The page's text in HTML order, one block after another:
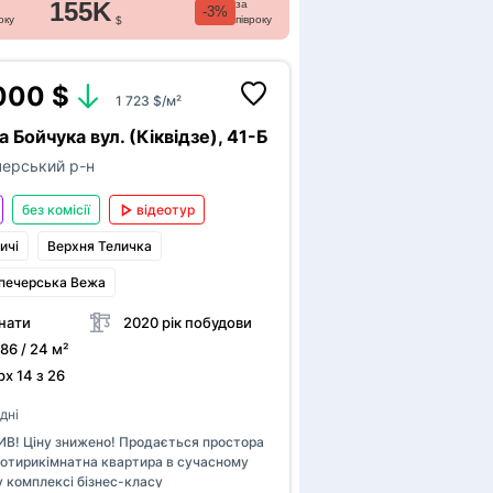
комплект с...
155K $ -3%
за
півроку
$ 1 723 $/м²
Бойчука вул. (Кіквідзе), 41-Б
р-н
без комісії відеотур
Верхня Теличка
Вежа
/ 24 м²
14 з 26
2020 рік побудови
Ціну знижено! Продається простора
квартира в сучасному
бізнес-класу